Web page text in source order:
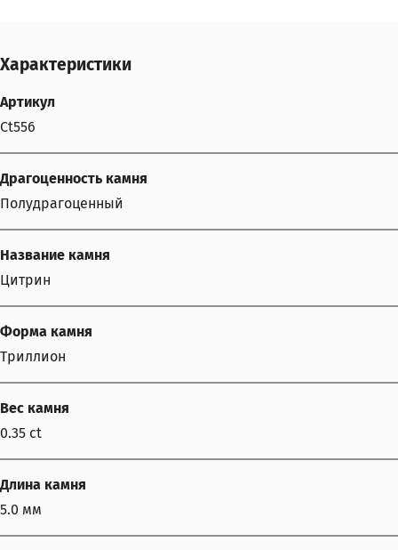
Характеристики
Артикул
Ct556
Драгоценность камня
Полудрагоценный
Название камня
Цитрин
Форма камня
Триллион
Вес камня
0.35 ct
Длина камня
5.0 мм